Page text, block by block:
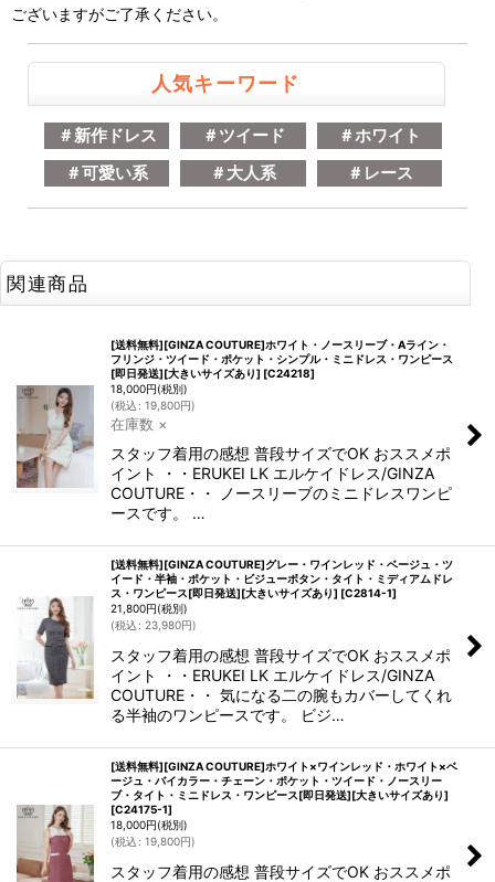
ございますがご了承ください。
人気キーワード
＃新作ドレス ＃ツイード
＃ホワイト
＃可愛い系
＃大人系 ＃レース
関連商品
[送料無料][GINZA COUTURE]ホワイト・ノースリーブ・Aライン・
フリンジ・ツイード・ポケット・シンプル・ミニドレス・ワンピース
[即日発送][大きいサイズあり] [C24218]
18,000円(税別)
(税込 : 19,800円)
在庫数 ×
スタッフ着用の感想 普段サイズでOK おススメポ
イント ・・ERUKEI LK エルケイドレス/GINZA
COUTURE・・ ノースリーブのミニドレスワンピ
ースです。 …
[送料無料][GINZA COUTURE]グレー・ワインレッド・ベージュ・ツ
イード・半袖・ポケット・ビジューボタン・タイト・ミディアムドレ
ス・ワンピース[即日発送][大きいサイズあり] [C2814-1]
21,800円(税別)
(税込 : 23,980円)
スタッフ着用の感想 普段サイズでOK おススメポ
イント ・・ERUKEI LK エルケイドレス/GINZA
COUTURE・・ 気になる二の腕もカバーしてくれ
る半袖のワンピースです。 ビジ…
[送料無料][GINZA COUTURE]ホワイト×ワインレッド・ホワイト×ベ
ージュ・バイカラー・チェーン・ポケット・ツイード・ノースリー
ブ・タイト・ミニドレス・ワンピース[即日発送][大きいサイズあり]
[C24175-1]
18,000円(税別)
(税込 : 19,800円)
スタッフ着用の感想 普段サイズでOK おススメポ